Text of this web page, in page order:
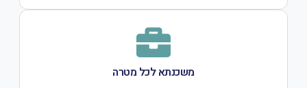
משכנתא לכל מטרה